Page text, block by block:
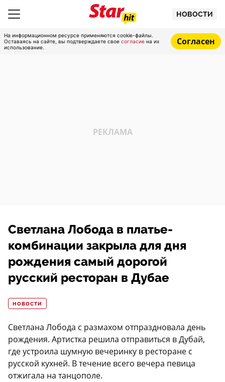
НОВОСТИ
На информационном ресурсе применяются cookie-файлы.
Оставаясь на сайте, вы подтверждаете свое согласие на их
использование.
Согласен
Светлана Лобода в платье-
комбинации закрыла для дня
рождения самый дорогой
русский ресторан в Дубае
НОВОСТИ
Светлана Лобода с размахом отпраздновала день
рождения. Артистка решила отправиться в Дубай,
где устроила шумную вечеринку в ресторане с
русской кухней. В течение всего вечера певица
отжигала на танцополе.